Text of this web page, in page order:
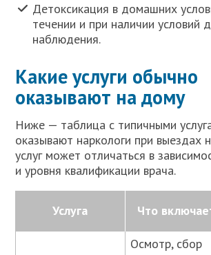
Детоксикация в домашних
течении и при наличии условий
наблюдения.
Какие услуги обычно
оказывают на дому
Ниже — таблица с типичными
оказывают наркологи при выездах
услуг может отличаться в
и уровня квалификации врача.
Услуга Что
Осмотр, сбор